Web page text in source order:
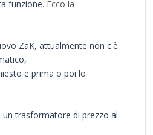
funzione. Ecco la
ZaK, attualmente non c'è
e prima o poi lo
un trasformatore di prezzo al